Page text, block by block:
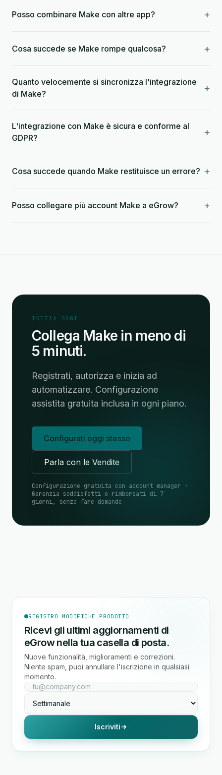
Posso combinare Make con altre app? +
Cosa succede se Make rompe qualcosa? +
Quanto velocemente si sincronizza l'integrazione
di Make?
+
L'integrazione con Make è sicura e conforme al
GDPR?
+
Cosa succede quando Make restituisce un errore? +
Posso collegare più account Make a eGrow? +
INIZIA OGGI
Collega Make in meno di
5 minuti.
Registrati, autorizza e inizia ad
automatizzare. Configurazione
assistita gratuita inclusa in ogni piano.
Configurati oggi stesso
Parla con le Vendite
Configurazione gratuita con account manager ·
Garanzia soddisfatti o rimborsati di 7
giorni, senza fare domande
REGISTRO MODIFICHE PRODOTTO
Ricevi gli ultimi aggiornamenti di
eGrow nella tua casella di posta.
Nuove funzionalità, miglioramenti e correzioni.
Niente spam, puoi annullare l'iscrizione in qualsiasi
momento.
Iscriviti